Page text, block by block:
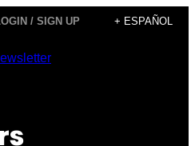
/ SIGN UP + ESPAÑOL